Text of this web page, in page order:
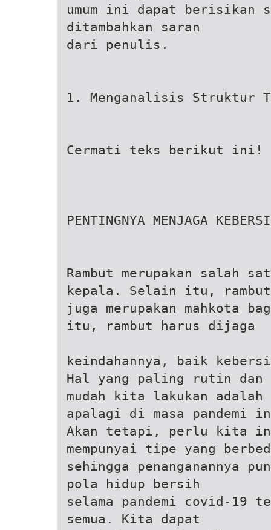
umum ini dapat berisikan
ditambahkan saran
dari penulis.
1. Menganalisis Struktur
Cermati teks berikut ini!
PENTINGNYA MENJAGA
Rambut merupakan salah
kepala. Selain itu, rambut
juga merupakan mahkota
itu, rambut harus dijaga
keindahannya, baik
Hal yang paling rutin dan
mudah kita lakukan
apalagi di masa pandemi
Akan tetapi, perlu kita
mempunyai tipe yang
sehingga penanganannya
pola hidup bersih
selama pandemi covid-19
semua. Kita dapat